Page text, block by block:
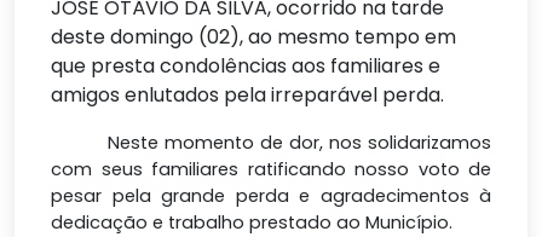
JOSÉ OTÁVIO DA SILVA, ocorrido na tarde
deste domingo (02), ao mesmo tempo em
que presta condolências aos familiares e
amigos enlutados pela irreparável perda.
Neste momento de dor, nos solidarizamos
com seus familiares ratificando nosso voto de
pesar pela grande perda e agradecimentos à
dedicação e trabalho prestado ao Município.